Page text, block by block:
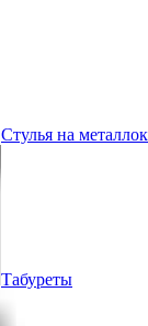
Стулья на
Табуреты